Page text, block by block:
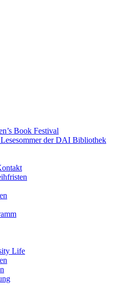
Book Festival
der DAI Bibliothek
Life